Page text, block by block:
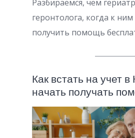
Разбираемся, чем
геронтолога, когда к
получить помощь
Как встать на учет
начать получать